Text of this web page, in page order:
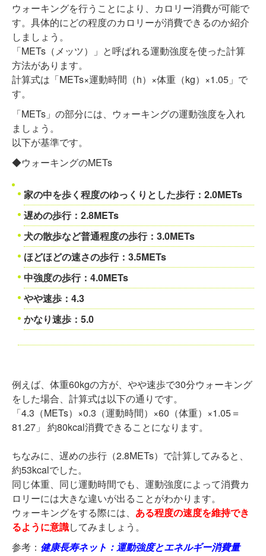
ウォーキングを行うことにより、カロリー消費が可能で
す。具体的にどの程度のカロリーが消費できるのか紹介
しましょう。
「METs（メッツ）」と呼ばれる運動強度を使った計算
方法があります。
計算式は「METs×運動時間（h）×体重（kg）×1.05」で
す。
「METs」の部分には、ウォーキングの運動強度を入れ
ましょう。
以下が基準です。
◆ウォーキングのMETs
家の中を歩く程度のゆっくりとした歩行：2.0METs
遅めの歩行：2.8METs
犬の散歩など普通程度の歩行：3.0METs
ほどほどの速さの歩行：3.5METs
中強度の歩行：4.0METs
やや速歩：4.3
かなり速歩：5.0
例えば、体重60kgの方が、やや速歩で30分ウォーキング
をした場合、計算式は以下の通りです。
「4.3（METs）×0.3（運動時間）×60（体重）×1.05＝
81.27」 約80kcal消費できることになります。
ちなみに、遅めの歩行（2.8METs）で計算してみると、
約53kcalでした。
同じ体重、同じ運動時間でも、運動強度によって消費カ
ロリーには大きな違いが出ることがわかります。
ウォーキングをする際には、 ある程度の速度を維持でき
るように意識してみましょう。
参考： 健康長寿ネット：運動強度とエネルギー消費量